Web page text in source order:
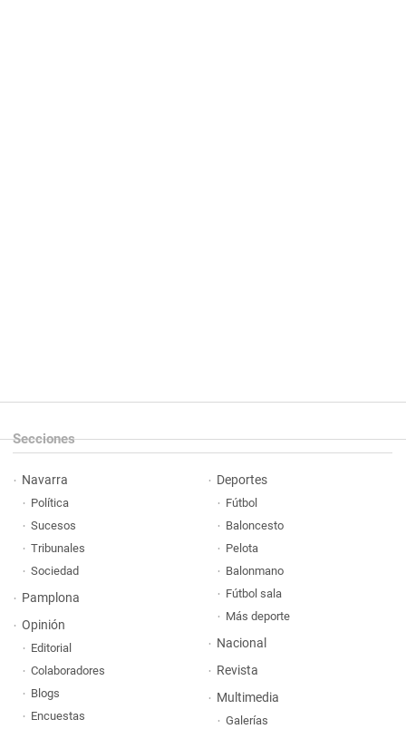
Secciones
Navarra
Política
Sucesos
Tribunales
Sociedad
Pamplona
Opinión
Editorial
Colaboradores
Blogs
Encuestas
Deportes
Fútbol
Baloncesto
Pelota
Balonmano
Fútbol sala
Más deporte
Nacional
Revista
Multimedia
Galerías